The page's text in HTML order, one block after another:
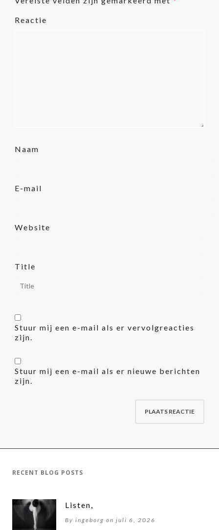
Reactie
Naam
E-mail
Website
Title
Stuur mij een e-mail als er vervolgreacties
zijn.
Stuur mij een e-mail als er nieuwe berichten
zijn.
RECENT BLOG POSTS
Listen,
By ingeborg on juli 6, 2026